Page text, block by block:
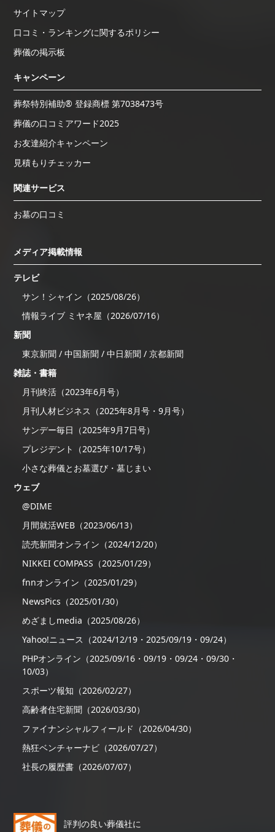
サイトマップ
口コミ・ランキングに関するポリシー
葬儀の掲示板
キャンペーン
葬祭特別補助® 登録商標 第7038473号
葬儀の口コミアワード2025
お友達紹介キャンペーン
見積もりチェッカー
関連サービス
お墓の口コミ
メディア掲載情報
テレビ
サン！シャイン（2025/08/26）
情報ライブ ミヤネ屋（2026/07/16）
新聞
東京新聞 / 中国新聞 / 中日新聞 / 京都新聞
雑誌・書籍
月刊終活（2023年6月号）
月刊人材ビジネス（2025年8月号・9月号）
サンデー毎日（2025年9月7日号）
プレジデント（2025年10/17号）
小さな葬儀とお墓選び・墓じまい
ウェブ
@DIME
月間就活WEB（2023/06/13）
読売新聞オンライン（2024/12/20）
NIKKEI COMPASS（2025/01/29）
fnnオンライン（2025/01/29）
NewsPics（2025/01/30）
めざましmedia（2025/08/26）
Yahoo!ニュース（2024/12/19・2025/09/19・09/24）
PHPオンライン（2025/09/16・09/19・09/24・09/30・
10/03）
スポーツ報知（2026/02/27）
高齢者住宅新聞（2026/03/30）
ファイナンシャルフィールド（2026/04/30）
熱狂ベンチャーナビ（2026/07/27）
社長の履歴書（2026/07/07）
評判の良い葬儀社に